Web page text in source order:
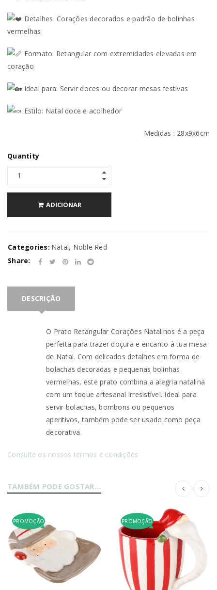
Detalhes: Corações decorados e padrão de bolinhas
vermelhas
Formato: Retangular com extremidades elevadas em
coração
Ideal para: Servir doces ou decorar mesas festivas
Estilo: Natal doce e acolhedor
Medidas : 28x9x6cm
Quantity
ADICIONAR
Categories: Natal, Noble Red
Share:
DESCRIÇÃO
O Prato Retangular Corações Natalinos é a peça
perfeita para trazer doçura e encanto à tua mesa
de Natal. Com delicados detalhes em forma de
bolachas decoradas e pequenas bolinhas
vermelhas, este prato combina a alegria natalina
com um toque artesanal irresistível. Ideal para
servir bolachas, bombons ou pequenos
aperitivos, também pode ser usado como peça
decorativa.
Consulte os nossos termos e condições
TAMBÉM PODE GOSTAR…
PROMOÇÃO PROMOÇÃO